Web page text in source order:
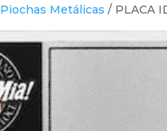
Piochas Metálicas / PLACA